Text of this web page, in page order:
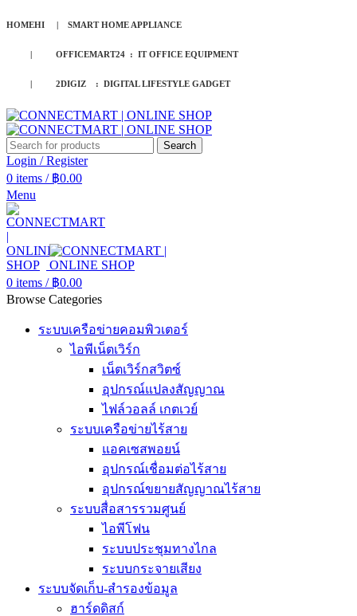
HOMEHI | SMART HOME APPLIANCE
| OFFICEMART24 : IT OFFICE EQUIPMENT
| 2DIGIZ : DIGITAL LIFESTYLE GADGET
Search
Login / Register
0 items / ฿0.00
Menu
0 items / ฿0.00
Browse Categories
ระบบเครือข่ายคอมพิวเตอร์
ไอพีเน็ตเวิร์ก
เน็ตเวิร์กสวิตซ์
อุปกรณ์แปลงสัญญาณ
ไฟล์วอลล์ เกตเวย์
ระบบเครือข่ายไร้สาย
แอคเซสพอยน์
อุปกรณ์เชื่อมต่อไร้สาย
อุปกรณ์ขยายสัญญาณไร้สาย
ระบบสื่อสารรวมศูนย์
ไอพีโฟน
ระบบประชุมทางไกล
ระบบกระจายเสียง
ระบบจัดเก็บ-สำรองข้อมูล
ฮาร์ดดิสก์